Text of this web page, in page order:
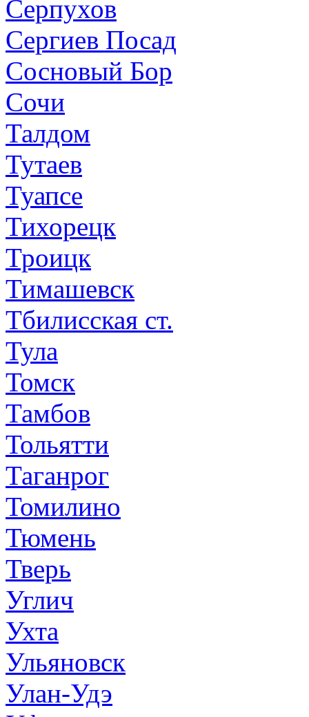
Серпухов
Сергиев Посад
Сосновый Бор
Сочи
Талдом
Тутаев
Туапсе
Тихорецк
Троицк
Тимашевск
Тбилисская ст.
Тула
Томск
Тамбов
Тольятти
Таганрог
Томилино
Тюмень
Тверь
Углич
Ухта
Ульяновск
Улан-Удэ